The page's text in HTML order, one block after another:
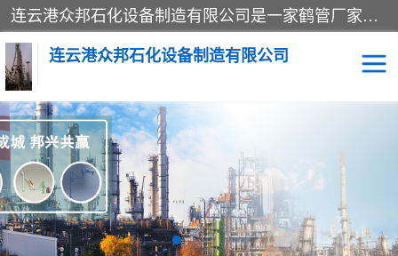
连云港众邦石化设备制造有限公司是一家鹤管厂家主营：鹤管、装车鹤管等，是致力于石油、石化等流体装卸设备(主要产品如鹤管、输油臂、脱缆钩等)的咨询、设计、制造、检测、安装指导、系统调试、维修维护等业务的公司。
连云港众邦石化设备制造有限公司
鹤管 顶部装卸鹤管
底部装卸鹤管 LNG低温鹤管
液氨鹤管 液化气鹤管